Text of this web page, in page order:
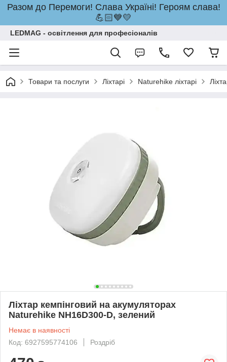
Разом до Перемоги! Слава Україні! Героям слава!
💪🏻💙💛
LEDMAG - освітлення для професіоналів
Товари та послуги Ліхтарі Naturehike ліхтарі
Ліхтар кемпінговий на акумуляторах
Naturehike NH16D300-D, зелений
Немає в наявності
Код: 6927595774106
Роздріб